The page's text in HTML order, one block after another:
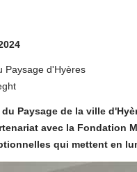
Paysage d'Hyères
Paysage de la ville
avec la Fondation
qui mettent en